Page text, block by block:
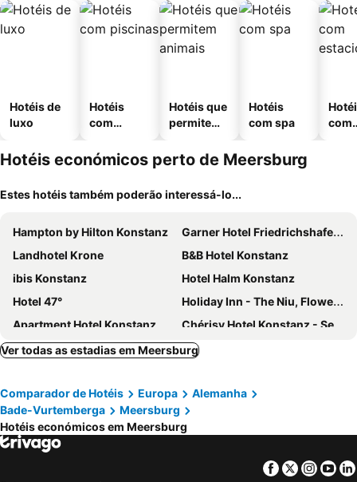
Hotéis de
luxo
Hotéis
com
Hotéis que
permitem
Hotéis
com spa
com
Hotéis económicos perto de Meersburg
Estes hotéis também poderão interessá-lo...
Hampton by Hilton Konstanz
Garner Hotel Friedrichshafen By Ihg
Landhotel Krone
B&B Hotel Konstanz
ibis Konstanz
Hotel Halm Konstanz
Hotel 47°
Holiday Inn - The Niu, Flower Konstanz By Ihg
Apartment Hotel Konstanz
Chérisy Hotel Konstanz - Self Check-in Only
Hey Lou Hotel Friedrichshafen
Hotel Bären Meersburg
Hotel am Fischmarkt
Romantik Hotel Barbarossa
PLAZA Hotel Föhr am Bodensee
Hotel mein inselglück
ibis Friedrichshafen Airport Messe
Ver todas as estadias em Meersburg
Comparador de Hotéis Europa
Alemanha
Bade-Vurtemberga
Meersburg
Hotéis económicos em Meersburg
Facebook
Twitter